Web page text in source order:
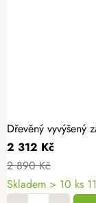
Dřevěný
2 312 Kč
2 890 Kč
Skladem > 10 ks